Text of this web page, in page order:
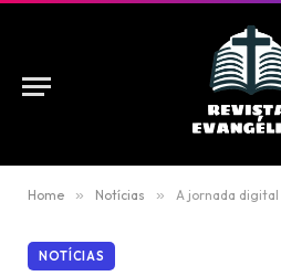
Home » Notícias » A jornada digital do comprador de imóveis:
NOTÍCIAS